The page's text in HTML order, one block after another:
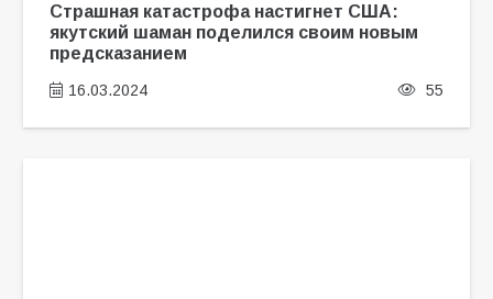
Страшная катастрофа настигнет США:
якутский шаман поделился своим новым
предсказанием
16.03.2024 55